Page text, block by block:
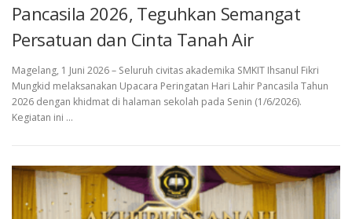
Pancasila 2026, Teguhkan Semangat
Persatuan dan Cinta Tanah Air
Magelang, 1 Juni 2026 – Seluruh civitas akademika SMKIT Ihsanul Fikri
Mungkid melaksanakan Upacara Peringatan Hari Lahir Pancasila Tahun
2026 dengan khidmat di halaman sekolah pada Senin (1/6/2026).
Kegiatan ini …